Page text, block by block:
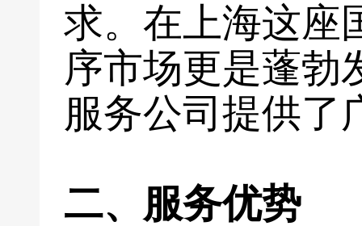
求。在上海这座
序市场更是蓬勃
服务公司提供了
二、服务优势